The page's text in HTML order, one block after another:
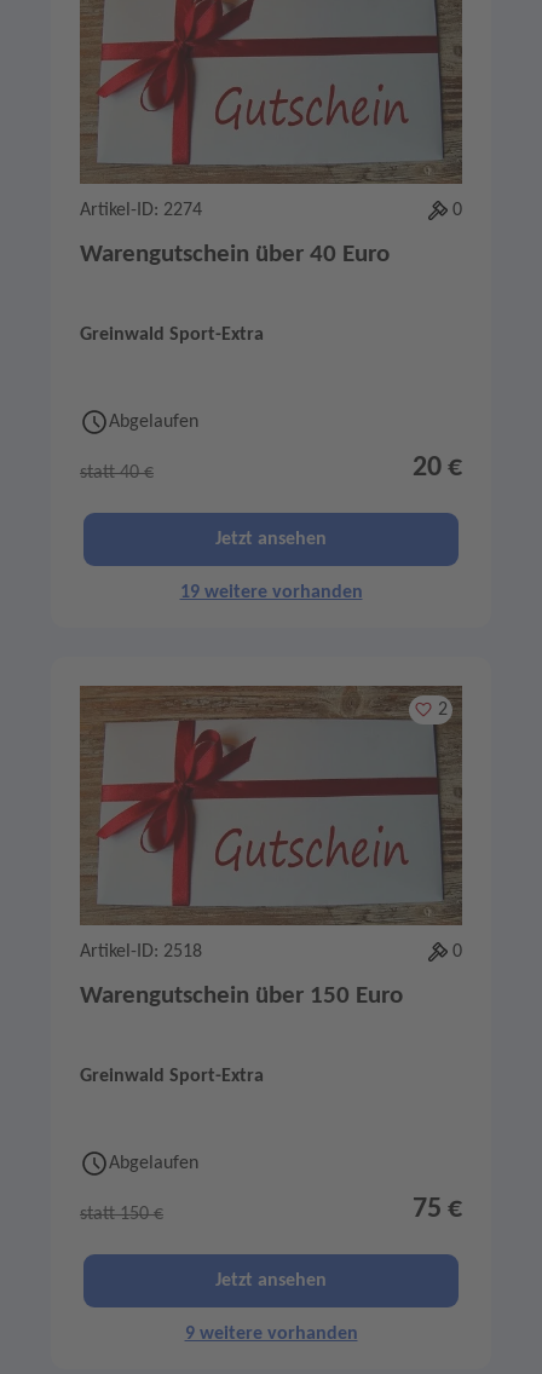
Artikel-ID: 2274 0
Warengutschein über 40 Euro
Greinwald Sport-Extra
Abgelaufen
statt 40 € 20 €
Jetzt ansehen
19 weitere vorhanden
Merken
2
Artikel-ID: 2518 0
Warengutschein über 150 Euro
Greinwald Sport-Extra
Abgelaufen
statt 150 € 75 €
Jetzt ansehen
9 weitere vorhanden